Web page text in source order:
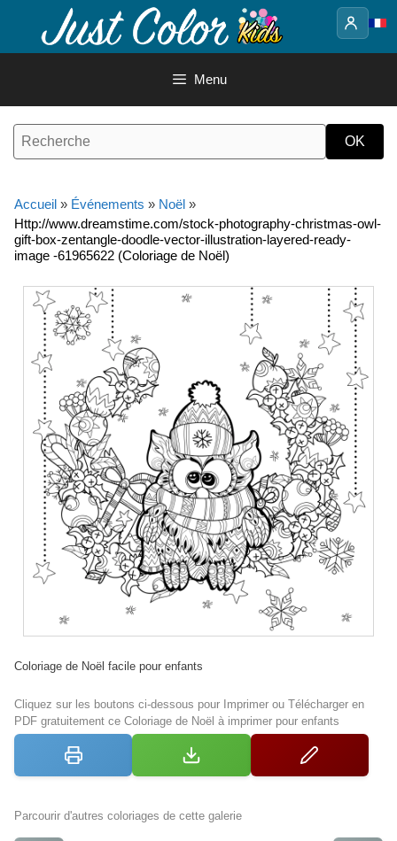
contenu
Menu
Accueil » Événements » Noël »
Http://www.dreamstime.com/stock-photography-christmas-owl-
gift-box-zentangle-doodle-vector-illustration-layered-ready-
image -61965622 (Coloriage de Noël)
Coloriage de Noël facile pour enfants
Cliquez sur les boutons ci-dessous pour Imprimer ou Télécharger en
PDF gratuitement ce Coloriage de Noël à imprimer pour enfants
Parcourir d'autres coloriages de cette galerie